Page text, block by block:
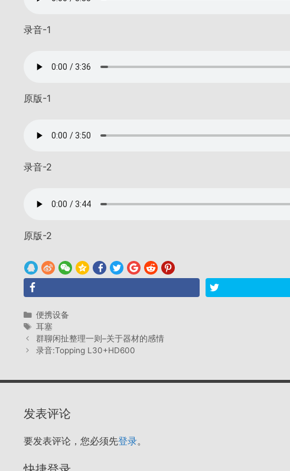
录音-1
原版-1
录音-2
原版-2
分
类
便携设备
标
签
耳塞
群聊闲扯整理一则–关于器材的感情
录音:Topping L30+HD600
发表评论
要发表评论，您必须先登录。